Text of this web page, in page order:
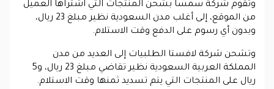
وتقوم شركة سمسا بشحن المنتجات التي اشتراها العميل
من الموقع، إلى أغلب مدن السعودية نظير مبلغ 23 ريال،
وبدون أي رسوم على الدفع وقت الاستلام.
وتشحن شركة لافستا الطلبيات إلى العديد من مدن
المملكة العربية السعودية نظير تقاضي مبلغ 23 ريال، و5
ريال على المنتجات التي يتم تسديد ثمنها وقت الاستلام.